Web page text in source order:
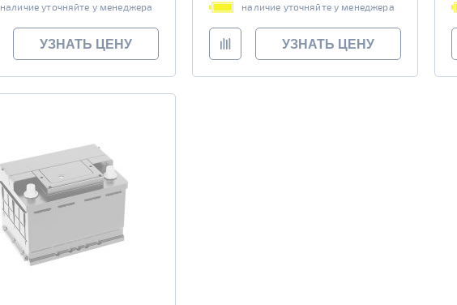
наличие уточняйте у менеджера
УЗНАТЬ ЦЕНУ
наличие уточняйте у менеджера
УЗНАТЬ ЦЕНУ